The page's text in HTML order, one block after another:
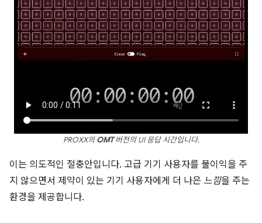
PROXX의OMT버전의 UI 응답 시간입니다.
이는 의도적인 절충안입니다. 고급 기기 사용자를 불이익을 주
지 않으면서 제약이 있는 기기 사용자에게 더 나은 느낌을 주는
환경을 제공합니다.